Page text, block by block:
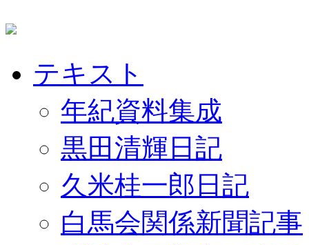
テキスト
年紀資料集成
黒田清輝日記
久米桂一郎日記
白馬会関係新聞記事